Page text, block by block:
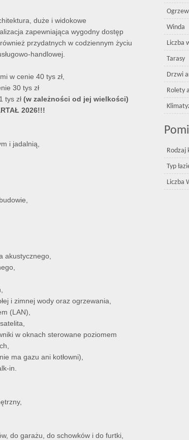
duże i widokowe
zapewniająca wygodny dostęp
przydatnych w codziennym życiu
handlowej.
w cenie 40 tys zł,
30 tys zł
tys zł (w zależności od jej wielkości)
2026!!!
i jadalnią,
akustycznego,
i zimnej wody oraz ogrzewania,
(LAN),
w oknach sterowane poziomem
ma gazu ani kotłowni),
in.
do garażu, do schowków i do furtki,
Winda
Liczba
Tarasy
Drzwi
Rolety
Rodzaj
Typ
Liczba